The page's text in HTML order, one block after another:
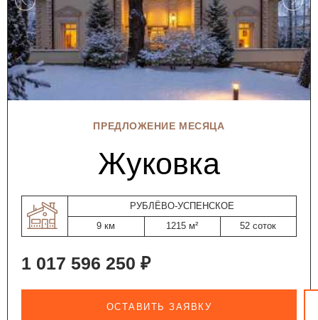
ПРЕДЛОЖЕНИЕ МЕСЯЦА
Жуковка
РУБЛЁВО-УСПЕНСКОЕ
9 км
1215 м² 52 соток
1 017 596 250 ₽
ОСТАВИТЬ ЗАЯВКУ